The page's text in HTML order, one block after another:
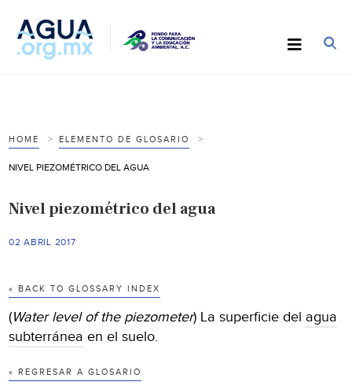
HOME ELEMENTO DE GLOSARIO
NIVEL PIEZOMÉTRICO DEL AGUA
Nivel piezométrico del agua
02 ABRIL 2017
« BACK TO GLOSSARY INDEX
(Water level of the piezometer) La superficie del agua
subterránea en el suelo.
« REGRESAR A GLOSARIO